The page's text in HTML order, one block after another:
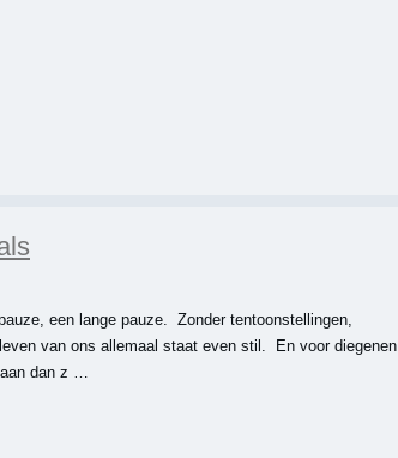
een lange pauze. Zonder tentoonstellingen,
van ons allemaal staat even stil. En voor diegenen
dan z …